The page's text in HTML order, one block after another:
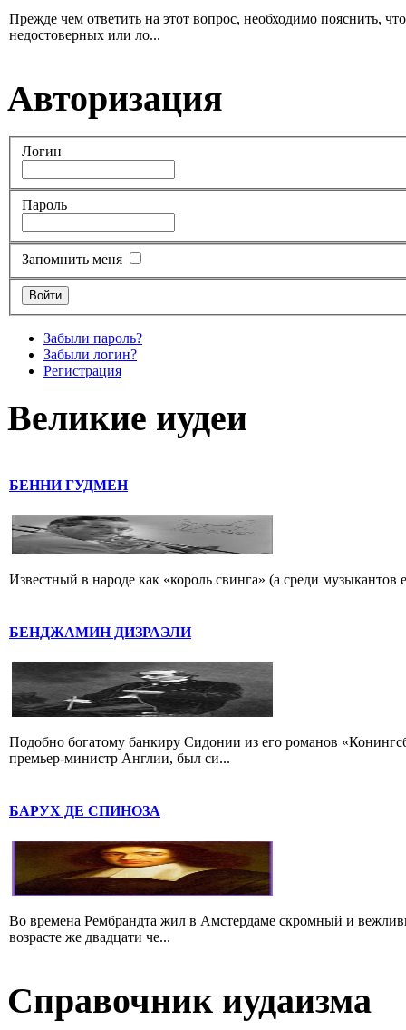
Прежде чем ответить на этот вопрос, необходимо пояснить,
недостоверных или ло...
Авторизация
Логин
Пароль
Запомнить меня
Забыли пароль?
Забыли логин?
Регистрация
Великие иудеи
БЕННИ ГУДМЕН
Известный в народе как «король свинга» (а среди
БЕНДЖАМИН ДИЗРАЭЛИ
Подобно богатому банкиру Сидонии из его романов
премьер-министр Англии, был си...
БАРУХ ДЕ СПИНОЗА
Во времена Рембрандта жил в Амстердаме скромный и
возрасте же двадцати че...
Справочник иудаизма